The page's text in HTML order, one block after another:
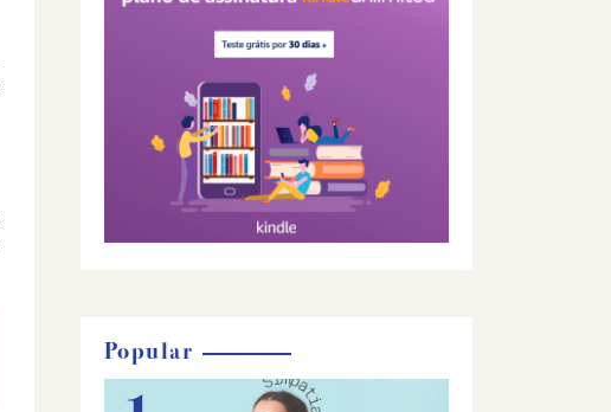
Popular